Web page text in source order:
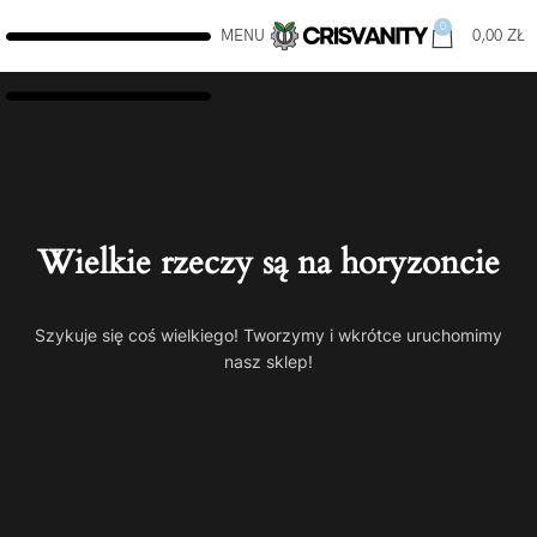
MENU 0 0,00 ZŁ
Wielkie rzeczy są na horyzoncie
Szykuje się coś wielkiego! Tworzymy i wkrótce uruchomimy
nasz sklep!